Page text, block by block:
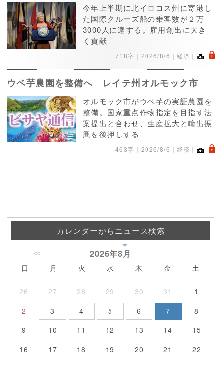
今年上半期に北イロコス州に寄港し
た国際クルーズ船の乗客数が２万
3000人に達する。雇用創出に大き
く貢献
718字｜ 2026/8/6 ｜経済｜ .
ウベ芋農園を整備へ レイテ州オルモック市
オルモック市がウベ芋の実証農園を
整備。国家重点作物指定を目指す法
案提出と合わせ、生産拡大と輸出振
興を後押しする
463字｜ 2026/8/6 ｜経済｜ .
カレンダーからニュース検索
2026年8月
<<
日 月 火 水 木 金 土
26 27 28 29 30 31
1
2
3 4 5 6 7
8
9
10 11 12 13 14
15
16
17 18 19 20 21
22